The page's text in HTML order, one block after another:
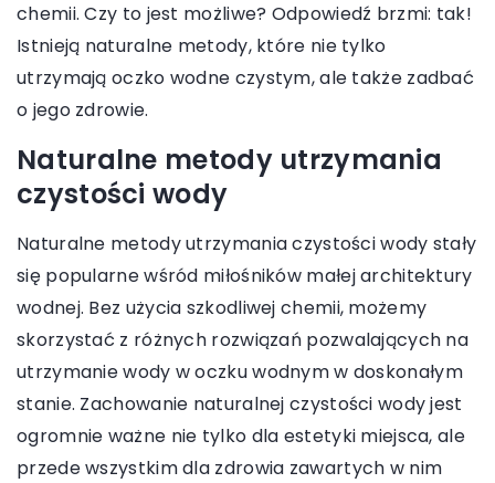
chemii. Czy to jest możliwe? Odpowiedź brzmi: tak!
Istnieją naturalne metody, które nie tylko
utrzymają oczko wodne czystym, ale także zadbać
o jego zdrowie.
Naturalne metody utrzymania
czystości wody
Naturalne metody utrzymania czystości wody stały
się popularne wśród miłośników małej architektury
wodnej. Bez użycia szkodliwej chemii, możemy
skorzystać z różnych rozwiązań pozwalających na
utrzymanie wody w oczku wodnym w doskonałym
stanie. Zachowanie naturalnej czystości wody jest
ogromnie ważne nie tylko dla estetyki miejsca, ale
przede wszystkim dla zdrowia zawartych w nim